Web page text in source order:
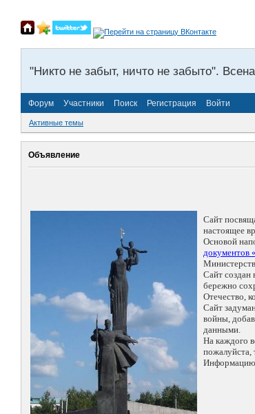
"Никто не забыт, ничто не забыто".
Форум Участники Поиск Регистрация Войти
Активные темы
Объявление
Сайт
настоящее
Основой
документов
Сайт создан
бережно
Отечество,
Сайт
войны,
данными.
На каждого
пожалуйста,
Информацию